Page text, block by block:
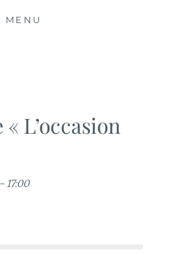
MENU
L’occasion
17:00